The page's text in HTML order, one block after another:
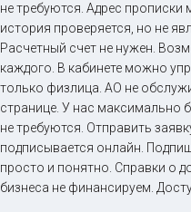
не требуются. Адрес
история проверяется, но не
Расчетный счет не нужен.
каждого. В кабинете можно
только физлица. АО не
странице. У нас максимально
не требуются. Отправить
подписывается онлайн.
просто и понятно. Справки о
бизнеса не финансируем.